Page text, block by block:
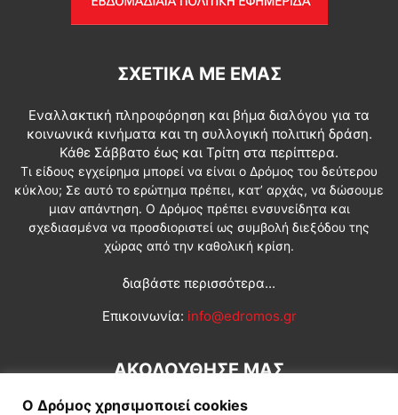
ΣΧΕΤΙΚΆ ΜΕ ΕΜΆΣ
Εναλλακτική πληροφόρηση και βήμα διαλόγου για τα
κοινωνικά κινήματα και τη συλλογική πολιτική δράση.
Κάθε Σάββατο έως και Τρίτη στα περίπτερα.
Τι είδους εγχείρημα μπορεί να είναι ο Δρόμος του δεύτερου
κύκλου; Σε αυτό το ερώτημα πρέπει, κατ’ αρχάς, να δώσουμε
μιαν απάντηση. Ο Δρόμος πρέπει ενσυνείδητα και
σχεδιασμένα να προσδιοριστεί ως συμβολή διεξόδου της
χώρας από την καθολική κρίση.
διαβάστε περισσότερα...
Επικοινωνία: info@edromos.gr
ΑΚΟΛΟΥΘΗΣΕ ΜΑΣ
Ο Δρόμος χρησιμοποιεί cookies